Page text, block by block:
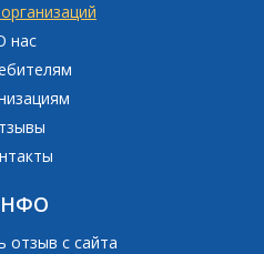
нас
отзыв с сайта